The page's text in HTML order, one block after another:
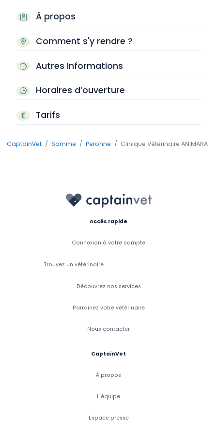
À propos
Comment s'y rendre ?
Autres Informations
Horaires d’ouverture
Tarifs
CaptainVet Somme Peronne Clinique Vétérinaire ANIMARA
Accès rapide
Connexion à votre compte
Trouvez un vétérinaire
Découvrez nos services
Parrainez votre vétérinaire
Nous contacter
CaptainVet
À propos
L'équipe
Espace presse